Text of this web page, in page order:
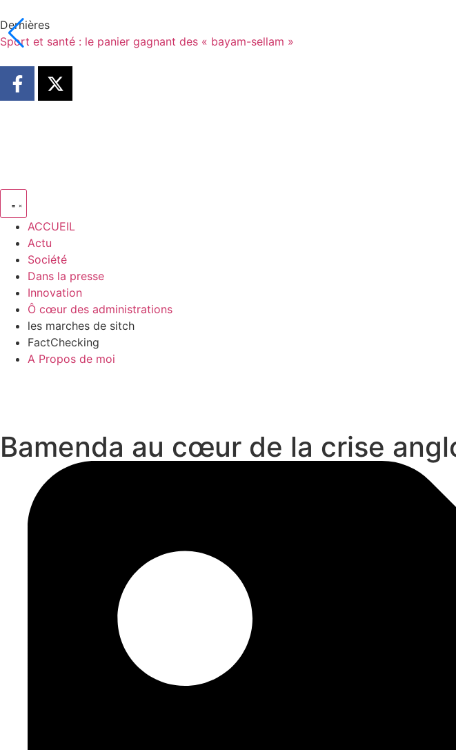
Dernières
Sport et santé : le panier gagnant des « bayam-sellam »
ACCUEIL
Actu
Société
Dans la presse
Innovation
Ô cœur des administrations
les marches de sitch
FactChecking
A Propos de moi
Bamenda au cœur de la crise